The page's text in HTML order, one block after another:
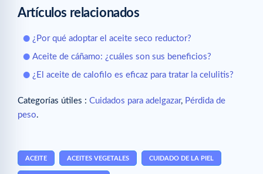
Artículos relacionados
¿Por qué adoptar el aceite seco reductor?
Aceite de cáñamo: ¿cuáles son sus beneficios?
¿El aceite de calofilo es eficaz para tratar la celulitis?
Categorías útiles : Cuidados para adelgazar, Pérdida de
peso.
ACEITE ACEITES VEGETALES CUIDADO DE LA PIEL